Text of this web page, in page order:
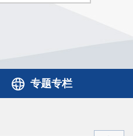
专题专栏